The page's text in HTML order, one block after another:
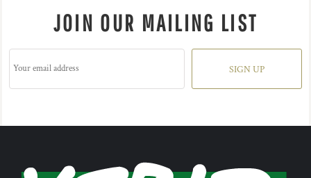
JOIN OUR MAILING LIST
SIGN UP